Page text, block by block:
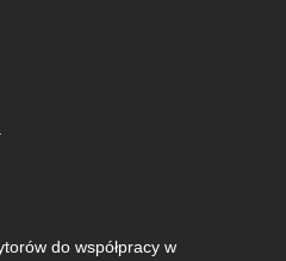
do współpracy w